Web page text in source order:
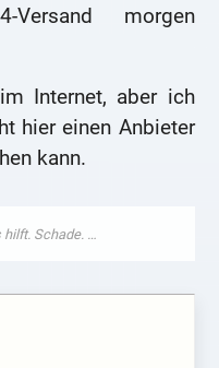
Versand morgen
Internet, aber ich
hier einen Anbieter
kann.